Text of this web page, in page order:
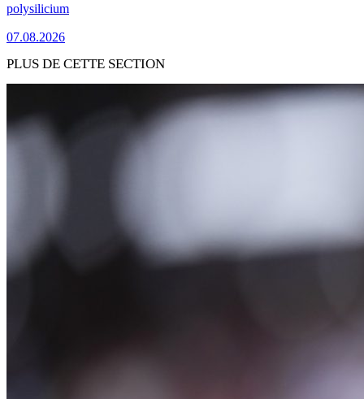
polysilicium
07.08.2026
PLUS DE CETTE SECTION